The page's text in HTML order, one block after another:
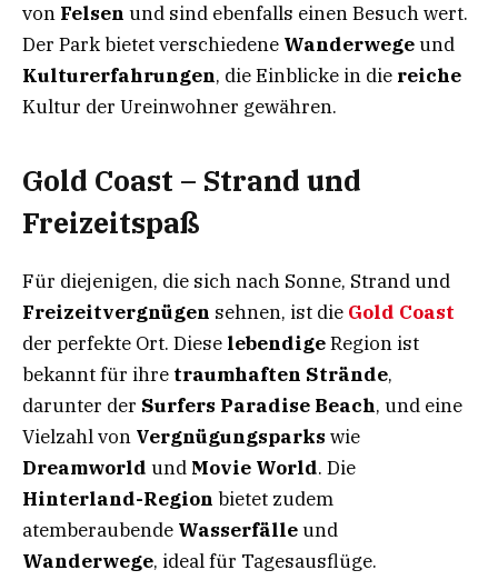
von Felsen und sind ebenfalls einen Besuch wert.
Der Park bietet verschiedene Wanderwegeund
Kulturerfahrungen, die Einblicke in die reiche
Kultur der Ureinwohner gewähren.
Gold Coast – Strand und
Freizeitspaß
Für diejenigen, die sich nach Sonne, Strand und
Freizeitvergnügen sehnen, ist die Gold Coast
der perfekte Ort. Diese lebendigeRegion ist
bekannt für ihre traumhaften Strände,
darunter der Surfers Paradise Beach, und eine
Vielzahl von Vergnügungsparks wie
Dreamworld und Movie World. Die
Hinterland-Region bietet zudem
atemberaubende Wasserfälleund
Wanderwege, ideal für Tagesausflüge.